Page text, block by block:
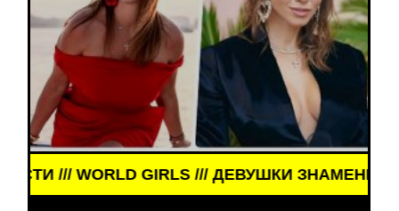
ЗНАМЕНИТОСТИ /// WORLD GIRLS ///